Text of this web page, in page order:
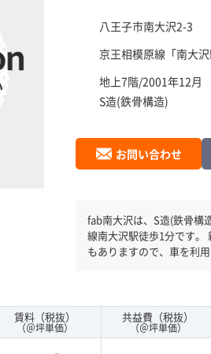
八王子市南大沢2-3
京王相模原線「南大
地上7階/2001年12月
S造(鉄骨構造)
お問い合わせ
fab南大沢は、S造(鉄骨構造)の地
線南大沢駅徒歩1分です。
もありますので、車を利
賃料（税抜）
（＠坪単価）
共益費（税抜）
（＠坪単価）